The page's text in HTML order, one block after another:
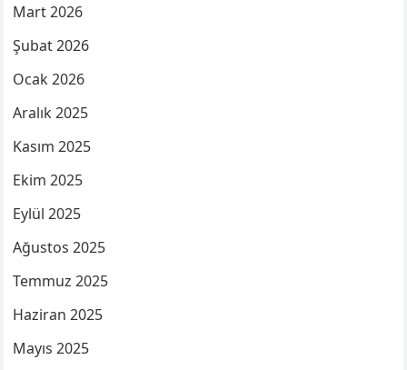
Mart 2026
Şubat 2026
Ocak 2026
Aralık 2025
Kasım 2025
Ekim 2025
Eylül 2025
Ağustos 2025
Temmuz 2025
Haziran 2025
Mayıs 2025